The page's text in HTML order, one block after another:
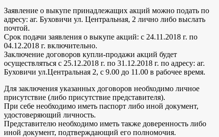
Заявление о выкупе принадлежащих акций можно подать по
адресу: аг. Буховичи ул. Центральная, 2 лично либо выслать
почтой.
Срок подачи заявления о выкупе акций: с 24.11.2018 г. по
04.12.2018 г. включительно.
Заключение договоров купли-продажи акций будет
осуществляться с 25.12.2018 г. по 31.12.2018 г. по адресу: аг.
Буховичи ул.Центральная 2, с 9.00 до 11.00 в рабочее время.
Для заключения указанных договоров необходимо личное
присутствие (либо присутствие представителя).
При себе необходимо иметь паспорт либо иной документ,
удостоверяющий личность.
Представителю необходимо иметь также доверенность либо
иной документ, подтверждающий его полномочия.